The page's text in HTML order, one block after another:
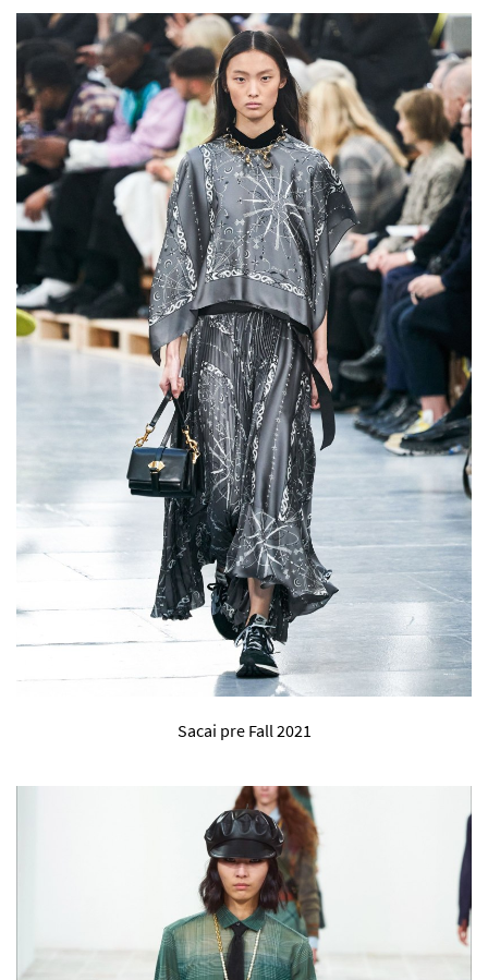
Sacai pre Fall 2021